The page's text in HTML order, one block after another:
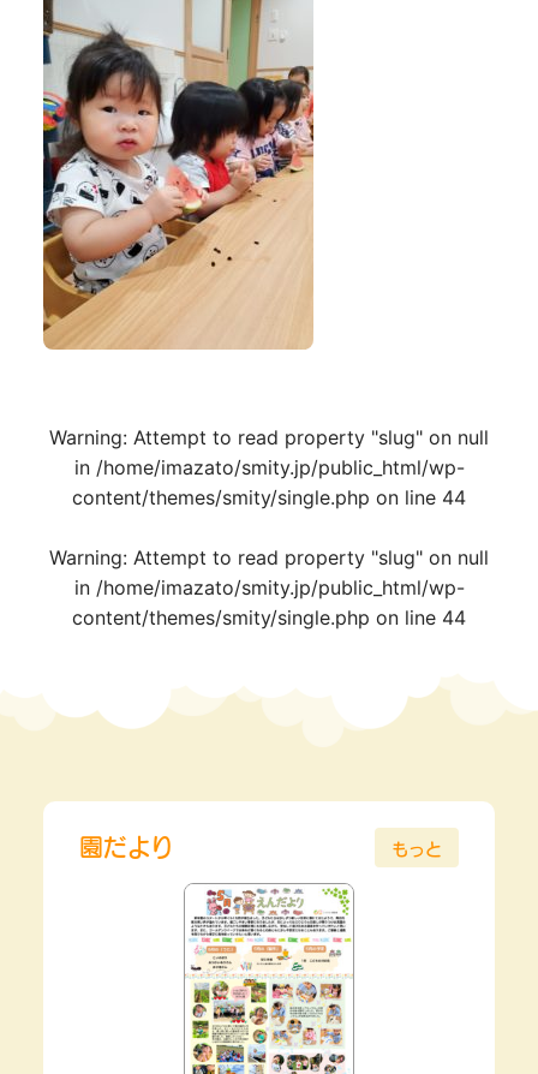
Warning: Attempt to read property "slug" on null
in /home/imazato/smity.jp/public_html/wp-
content/themes/smity/single.php on line 44
Warning: Attempt to read property "slug" on null
in /home/imazato/smity.jp/public_html/wp-
content/themes/smity/single.php on line 44
園だより もっと